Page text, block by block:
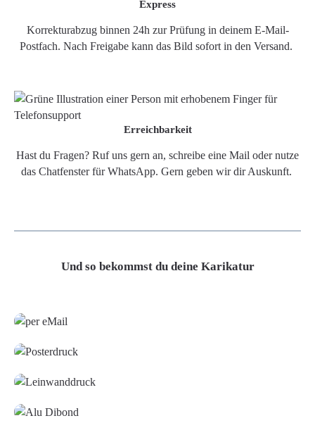
Express
Korrekturabzug binnen 24h zur Prüfung in deinem E-Mail-
Postfach. Nach Freigabe kann das Bild sofort in den Versand.
Erreichbarkeit
Hast du Fragen? Ruf uns gern an, schreibe eine Mail oder nutze
das Chatfenster für WhatsApp. Gern geben wir dir Auskunft.
Und so bekommst du deine Karikatur